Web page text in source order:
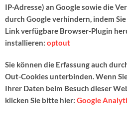
IP-Adresse) an Google sowie die
durch Google verhindern, indem
Link verfügbare Browser-Plugin
installieren: optout
Sie können die Erfassung auch
Out-Cookies unterbinden. Wenn
Ihrer Daten beim Besuch dieser
klicken Sie bitte hier: Google